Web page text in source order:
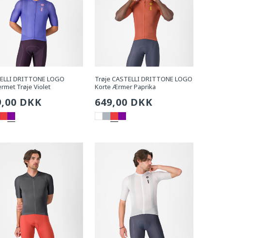
DRITTONE LOGO
Trøje Violet
DKK
Trøje CASTELLI DRITTONE LOGO
Korte Ærmer Paprika
Sædvanlig
pris
649,00 DKK